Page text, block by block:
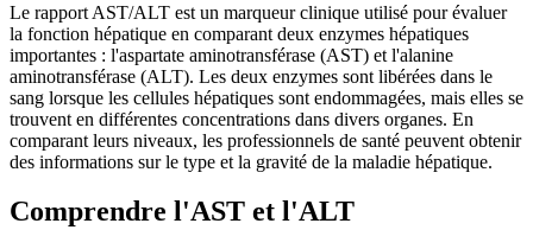
Le rapport AST/ALT est un marqueur clinique utilisé pour évaluer
la fonction hépatique en comparant deux enzymes hépatiques
importantes : l'aspartate aminotransférase (AST) et l'alanine
aminotransférase (ALT). Les deux enzymes sont libérées dans le
sang lorsque les cellules hépatiques sont endommagées, mais elles se
trouvent en différentes concentrations dans divers organes. En
comparant leurs niveaux, les professionnels de santé peuvent obtenir
des informations sur le type et la gravité de la maladie hépatique.
Comprendre l'AST et l'ALT